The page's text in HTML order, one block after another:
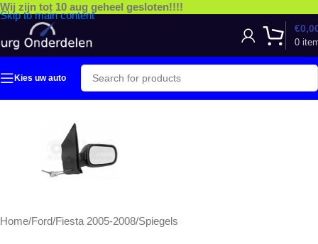
Skip to main content
Wij zijn tot 10 aug geheel gesloten!!!!
0
€
Kies uw auto
Home/Ford/Fiesta 2005-2008/Spiegels